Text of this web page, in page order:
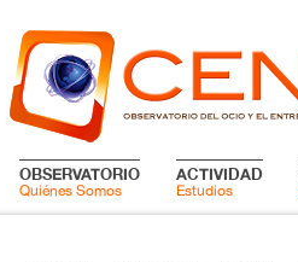
OBSERVATORIO
Quiénes Somos
ACTIVIDAD
Estudios